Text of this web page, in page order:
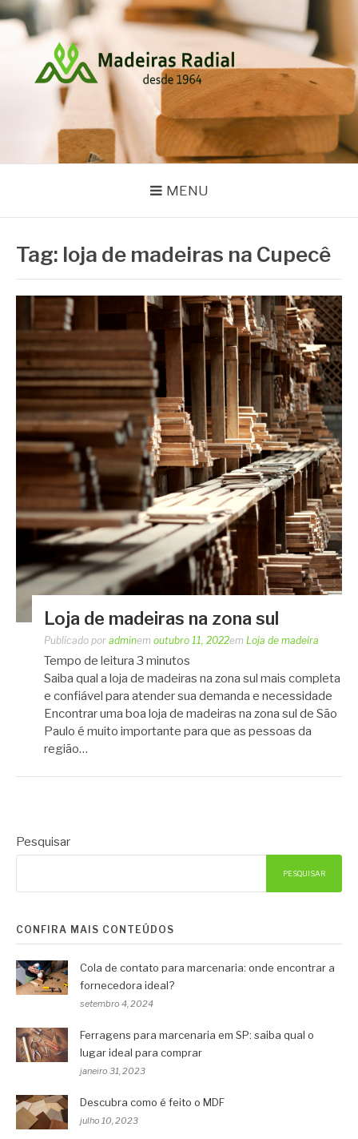
Pular
para
conteúdo
MADEIRAS RADIAL
MENU
Tag: loja de madeiras na Cupecê
Loja de madeiras na zona sul
Publicado por adminem outubro 11, 2022em Loja de madeira
Tempo de leitura 3 minutos
Saiba qual a loja de madeiras na zona sul mais completa
e confiável para atender sua demanda e necessidade
Encontrar uma boa loja de madeiras na zona sul de São
Paulo é muito importante para que as pessoas da
região…
Pesquisar
PESQUISAR
CONFIRA MAIS CONTEÚDOS
Cola de contato para marcenaria: onde encontrar a
fornecedora ideal?
setembro 4, 2024
Ferragens para marcenaria em SP: saiba qual o
lugar ideal para comprar
janeiro 31, 2023
Descubra como é feito o MDF
julho 10, 2023